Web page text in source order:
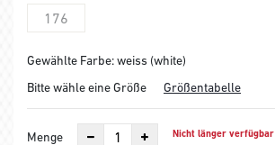
176
Gewählte Farbe: weiss (white)
Bitte wähle eine Größe
Größentabelle
Menge Nicht länger verfügbar